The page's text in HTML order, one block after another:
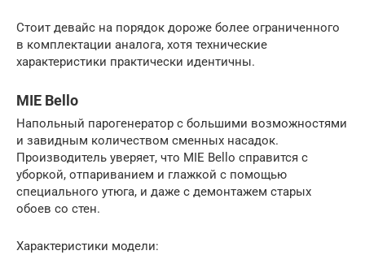
Стоит девайс на порядок дороже более ограниченного
в комплектации аналога, хотя технические
характеристики практически идентичны.
MIE Bello
Напольный парогенератор с большими возможностями
и завидным количеством сменных насадок.
Производитель уверяет, что MIE Bello справится с
уборкой, отпариванием и глажкой с помощью
специального утюга, и даже с демонтажем старых
обоев со стен.
Характеристики модели: